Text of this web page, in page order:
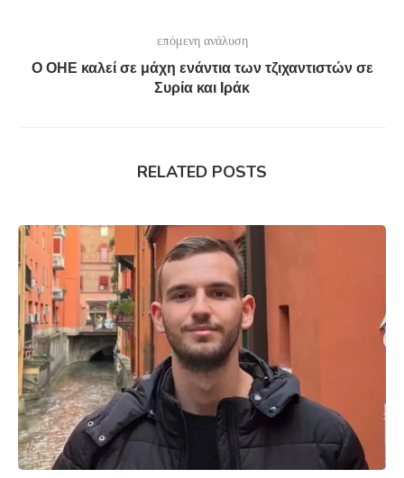
επόμενη ανάλυση
Ο ΟΗΕ καλεί σε μάχη ενάντια των τζιχαντιστών σε
Συρία και Ιράκ
RELATED POSTS